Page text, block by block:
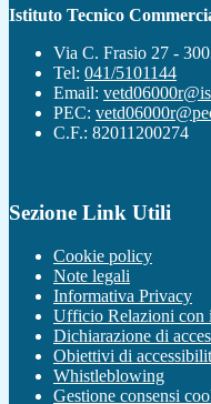
Istituto Tecnico
Via C. Frasio 27 -
Tel: 041/5101144
Email:
PEC:
C.F.: 82011200274
Sezione Link Utili
Cookie policy
Note legali
Informativa Privacy
Ufficio Relazioni con
Dichiarazione di
Obiettivi di
Whistleblowing
Gestione consensi